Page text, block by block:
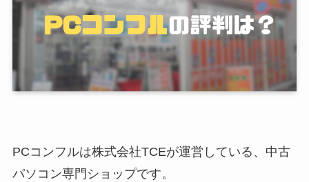
PCコンフルは株式会社TCEが運営している、中古
パソコン専門ショップです。